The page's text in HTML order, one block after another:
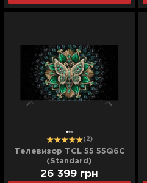
(2)
Телевизор TCL 55 55Q6C
(Standard)
26 399 грн